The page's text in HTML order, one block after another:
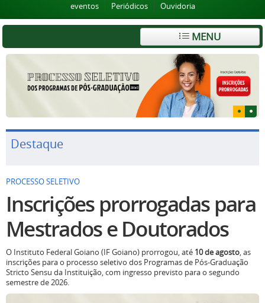
eventos
Periódicos Ouvidoria
MENU
Destaque
PROCESSO SELETIVO
Inscrições prorrogadas para
Mestrados e Doutorados
O Instituto Federal Goiano (IF Goiano) prorrogou, até 10 de agosto, as
inscrições para o processo seletivo dos Programas de Pós-Graduação
Stricto Sensu da Instituição, com ingresso previsto para o segundo
semestre de 2026.